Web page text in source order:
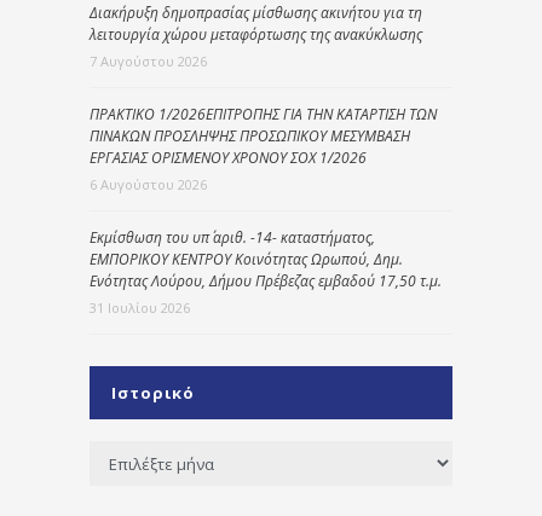
Διακήρυξη δημοπρασίας μίσθωσης ακινήτου για τη
λειτουργία χώρου μεταφόρτωσης της ανακύκλωσης
7 Αυγούστου 2026
ΠΡΑΚΤΙΚΟ 1/2026ΕΠΙΤΡΟΠΗΣ ΓΙΑ ΤΗΝ ΚΑΤΑΡΤΙΣΗ ΤΩΝ
ΠΙΝΑΚΩΝ ΠΡΟΣΛΗΨΗΣ ΠΡΟΣΩΠΙΚΟΥ ΜΕΣΥΜΒΑΣΗ
ΕΡΓΑΣΙΑΣ ΟΡΙΣΜΕΝΟΥ ΧΡΟΝΟΥ ΣΟΧ 1/2026
6 Αυγούστου 2026
Εκμίσθωση του υπ΄ αριθ. -14- καταστήματος,
ΕΜΠΟΡΙΚΟΥ ΚΕΝΤΡΟΥ Κοινότητας Ωρωπού, Δημ.
Ενότητας Λούρου, Δήμου Πρέβεζας εμβαδού 17,50 τ.μ.
31 Ιουλίου 2026
Ιστορικό
Ιστορικό